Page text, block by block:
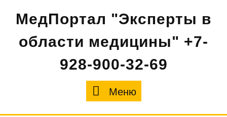
содержимому
МедПортал "Эксперты в
области медицины" +7-
928-900-32-69
Меню